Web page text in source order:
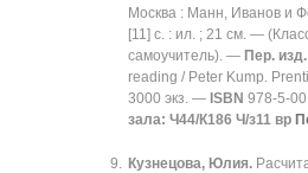
Москва : Манн, Иванов и
[11] с. : ил. ; 21 см. —
самоучитель). — Пер.
reading / Peter Kump.
3000 экз. — ISBN 978-5-
зала: Ч44/К186 Ч/з11 вр
Кузнецова, Юлия.